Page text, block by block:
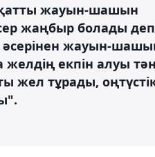
жауын-шашын
жаңбыр болады деп
әсерінен жауын-
екпін алуы
жел тұрады,